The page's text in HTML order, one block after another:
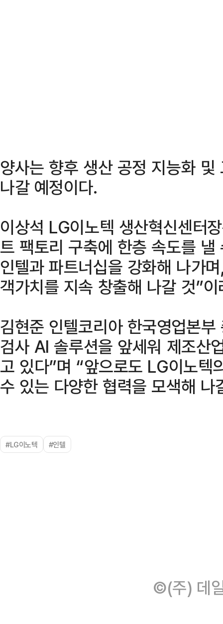
양사는 향후 생산 공정 지능화
나갈 예정이다.
이상석 LG이노텍 생산혁신센터
트 팩토리 구축에 한층 속도를
인텔과 파트너십을 강화해 나가
객가치를 지속 창출해 나갈 것”
김현준 인텔코리아 한국영업본
검사 AI 솔루션을 앞세워 제조산
고 있다”며 “앞으로도 LG이노텍
수 있는 다양한 협력을 모색해 나
#LG이노텍 #인텔
©(주) 데